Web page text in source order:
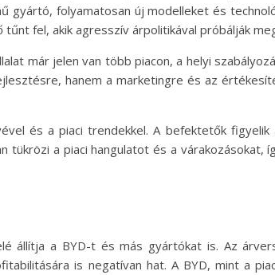
gyártó, folyamatosan új modelleket és
fel, akik agresszív árpolitikával próbálják
már jelen van több piacon, a helyi
hanem a marketingre és az
és a piaci trendekkel. A befektetők
a piaci hangulatot és a várakozásokat,
állítja a BYD-t és más gyártókat is. Az
is negatívan hat. A BYD, mint a